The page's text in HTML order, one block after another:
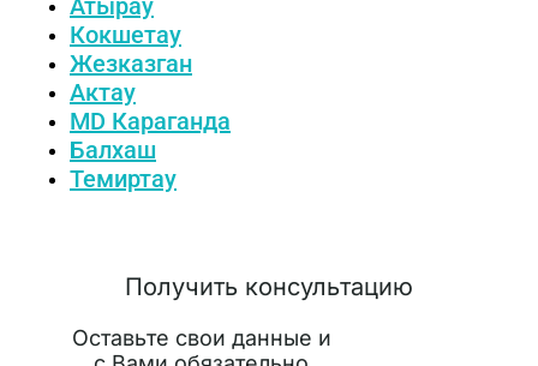
Атырау
Кокшетау
Жезказган
Актау
MD Караганда
Балхаш
Темиртау
Получить консультацию
Оставьте свои данные и